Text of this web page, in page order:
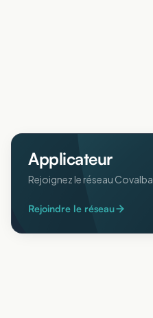
Applicateur
Rejoignez le réseau Covalba
Rejoindre le réseau